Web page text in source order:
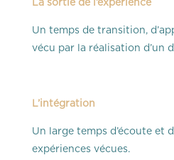
La sortie de l’expérience
Un temps de transition,
vécu par la réalisation d’un
L’intégration
Un large temps d’écoute et
expériences vécues.